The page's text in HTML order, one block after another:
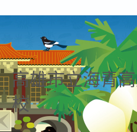
高雄市立海青
校